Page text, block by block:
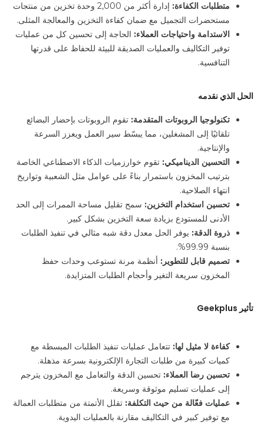
متطلبات الكفاءة: إدارة
أكثر من 2,000 وحدة تخزين من منتجات
مستحضرات التجميل مع ضمان كفاءة التخزين والمعالجة المثلى.
الاستدامة واحتياجات العملاء: الحاجة إلى تحسين كل من عمليات
توفير التكاليف والعمليات الصديقة للبيئة للحفاظ على قدرتها
التنافسية.
الحل الذي نقدمه
تكنولوجيا الروبوتات المتقدمة: تقوم الروبوتات بإحضار البضائع
تلقائيًا إلى المشغلين، مما يبسّط سير العمل ويعزز السرعة
والإنتاجية.
التحسين الديناميكي: تقوم خوارزميات الذكاء الاصطناعي الخاصة
بترتيب المخزون باستمرار بناءً على عوامل مثل الشعبية وتواريخ
انتهاء الصلاحية.
تحسين استخدام التخزين: سمح تقليل مساحة الممرات إلى الحد
الأدنى للمستودع بزيادة سعة التخزين بشكل كبير.
ذروة الدقة: يوفر الحل معدل دقة شبه مثالي في تنفيذ الطلبات
بنسبة 99.99%.
تصميم قابل للتطوير: أنظمة مرنة تستوعب وحدات حفظ
المخزون سريعة التغير وأحجام الطلبات المتزايدة.
تأثير Geekplus
كفاءة لا مثيل لها: تتعامل عمليات تنفيذ الطلبات المبسطة مع
كميات كبيرة من طلبات التجارة الإلكترونية بسرعة مذهلة.
تحسين رضا العملاء: تحسين الدقة والتعامل مع المخزون يترجم
إلى عمليات تسليم موثوقة وسريعة.
عمليات فعّالة من حيث التكلفة: تقلل الأتمتة من متطلبات العمالة
مع توفير كبير في التكاليف مقارنة بالعمليات اليدوية.